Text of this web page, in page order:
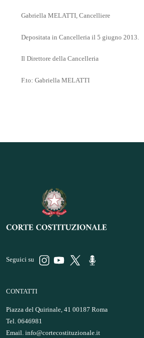
Gabriella MELATTI, Cancelliere
Depositata in Cancelleria il 5 giugno 2013.
Il Direttore della Cancelleria
F.to: Gabriella MELATTI
Seguici su
CONTATTI
Piazza del Quirinale, 41 00187 Roma
Tel. 0646981
Email. info@cortecostituzionale.it